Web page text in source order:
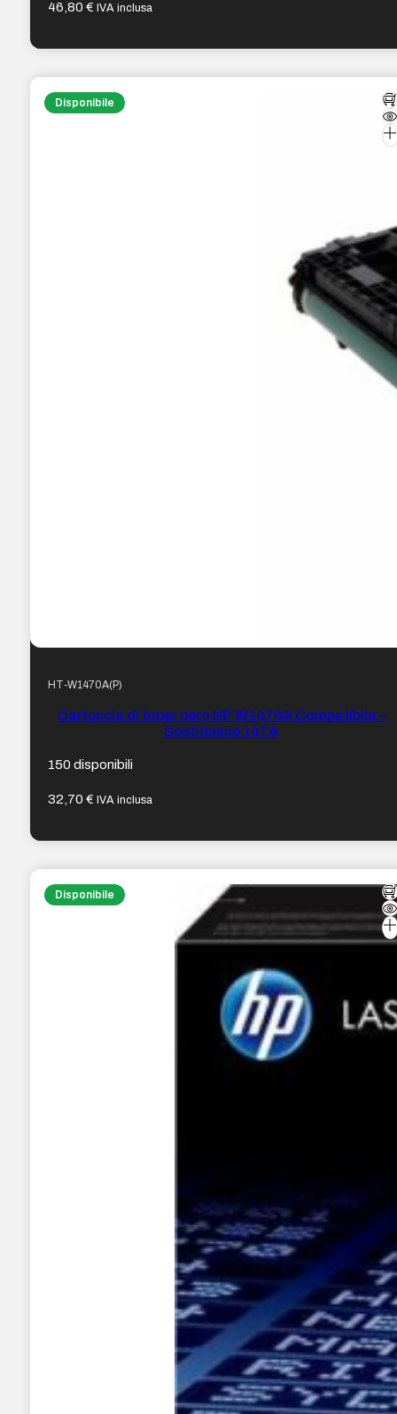
46,80€ IVA inclusa
Disponibile
HT-W1470A(P)
Cartuccia di toner nero HP W1470A Compatibile –
Sostituisce 147A
150 disponibili
32,70€ IVA inclusa
Disponibile